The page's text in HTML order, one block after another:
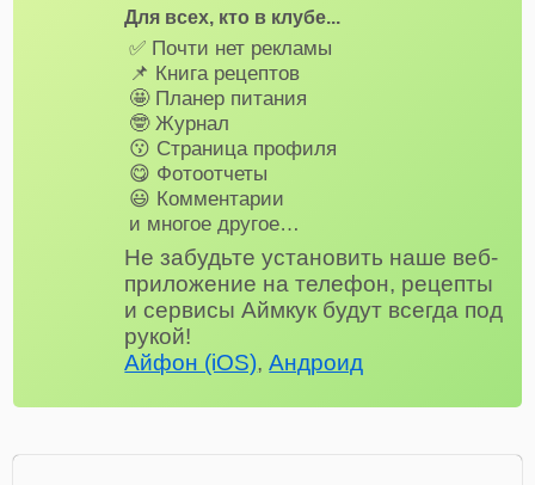
Для всех, кто в клубе...
✅ Почти нет рекламы
📌 Книга рецептов
🤩 Планер питания
🤓 Журнал
😗 Страница профиля
😋 Фотоотчеты
😃 Комментарии
и многое другое…
Не забудьте установить наше веб-
приложение на телефон, рецепты
и сервисы Аймкук будут всегда под
рукой!
Айфон (iOS),Андроид